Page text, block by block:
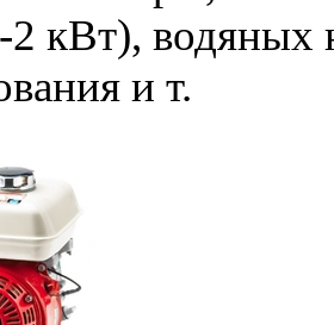
2 кВт), водяных
и т.